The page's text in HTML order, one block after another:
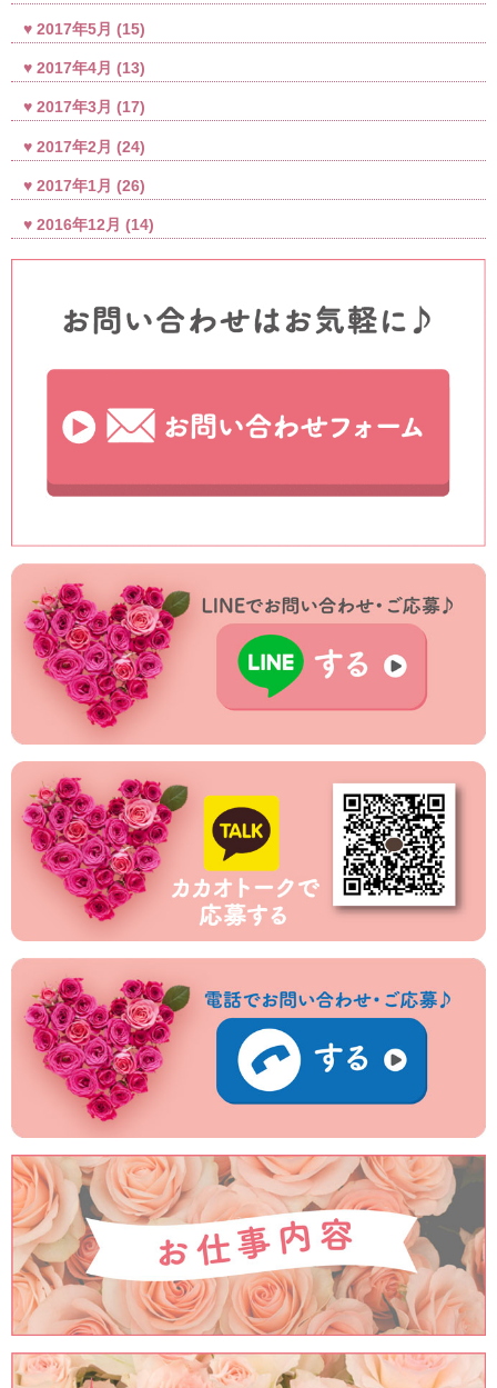
2017年5月 (15)
2017年4月 (13)
2017年3月 (17)
2017年2月 (24)
2017年1月 (26)
2016年12月 (14)